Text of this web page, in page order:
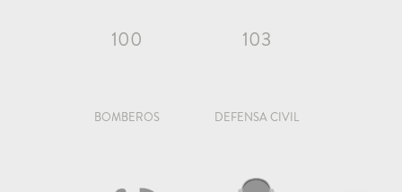
100
BOMBEROS
103
DEFENSA CIVIL